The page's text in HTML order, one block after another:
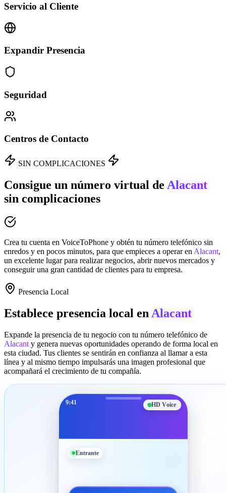
Servicio al Cliente
Expandir Presencia
Seguridad
Centros de Contacto
SIN COMPLICACIONES
Consigue un número virtual de Alacant
sin complicaciones
Crea tu cuenta en VoiceToPhone y obtén tu número telefónico sin
enredos y en pocos minutos, para que empieces a operar en Alacant,
un excelente lugar para realizar negocios, abrir nuevos mercados y
conseguir una gran cantidad de clientes para tu empresa.
Presencia Local
Establece presencia local en Alacant
Expande la presencia de tu negocio con tu número telefónico de
Alacant y genera nuevas oportunidades operando de forma local en
esta ciudad. Tus clientes se sentirán en confianza al llamar a esta
línea y al mismo tiempo impulsarás una imagen profesional que
acompañará el crecimiento de tu compañía.
9:41 HD Voice
Entrante